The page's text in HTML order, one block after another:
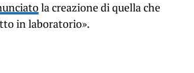
la creazione di quella che
in laboratorio».